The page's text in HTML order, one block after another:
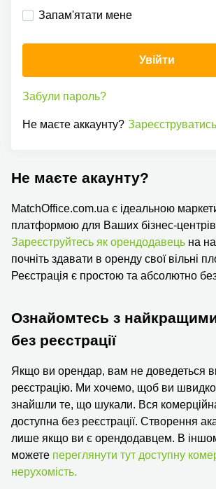
Не маєте акаунту?
MatchOffice.com.ua є ідеальною
платформою для Ваших бізнес-центрів
Зареєструйтесь як орендодавець на
почніть здавати в оренду свої вільні
Реєстрація є простою та абсолютно
Ознайомтесь з
без реєстрації
Якщо ви орендар, вам не доведеться
реєстрацію. Ми хочемо, щоб ви
знайшли те, що шукали. Вся
доступна без реєстрації. Створення
лише якщо ви є орендодавцем. В
можете переглянути тут доступну
нерухомість.
Запам'ятати мене
Увійти
Забули пароль?
Не маєте аккаунту? Зареєструватись